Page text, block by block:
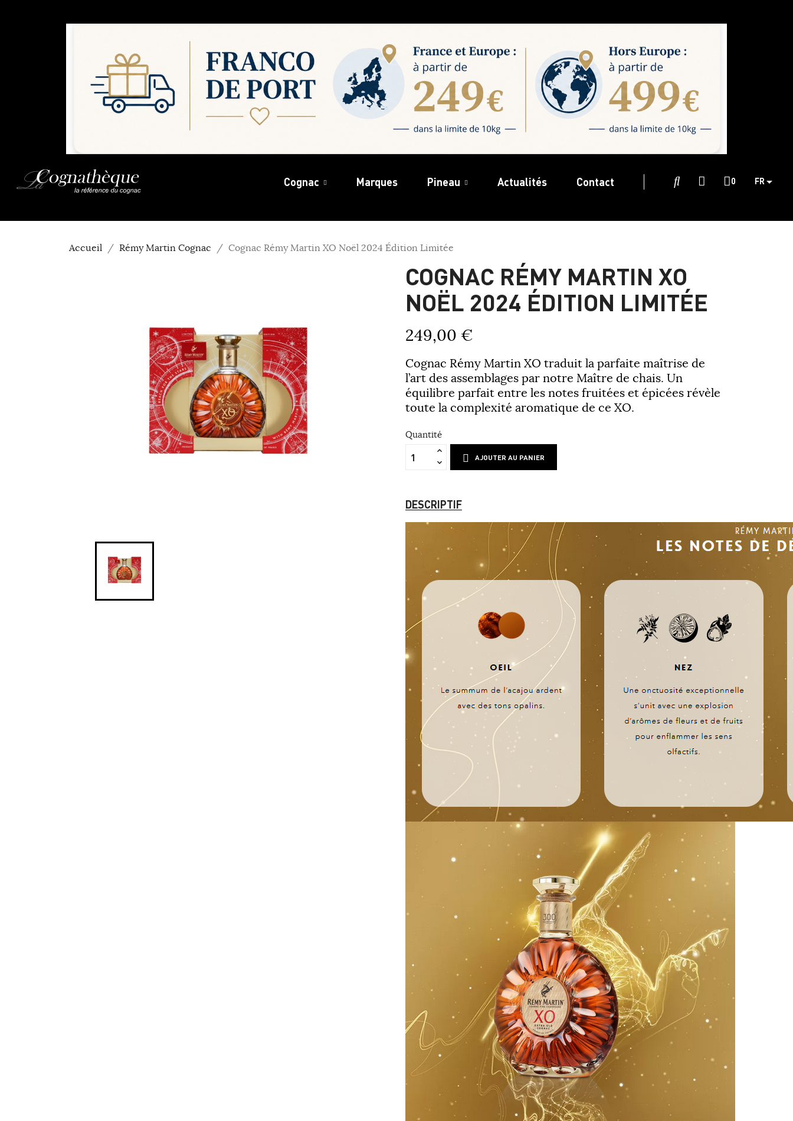
Cognac Marques Pineau Actualités Contact 0 FR
Accueil Rémy Martin Cognac Cognac Rémy Martin XO Noël 2024 Édition Limitée
COGNAC RÉMY MARTIN XO
NOËL 2024 ÉDITION LIMITÉE
249,00 €
Cognac Rémy Martin XO traduit la parfaite maîtrise de
l’art des assemblages par notre Maître de chais. Un
équilibre parfait entre les notes fruitées et épicées révèle
toute la complexité aromatique de ce XO.
Quantité
AJOUTER AU PANIER
DESCRIPTIF